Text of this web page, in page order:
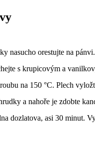
nasucho orestujte na
s krupicovým a
na 150 °C. Plech
a nahoře je zdobte
dozlatova, asi 30 minut.